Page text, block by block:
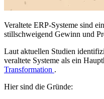
Veraltete ERP-Systeme sind
stillschweigend Gewinn und
Laut aktuellen Studien
veraltete Systeme als ein
Transformation .
Hier sind die Gründe: